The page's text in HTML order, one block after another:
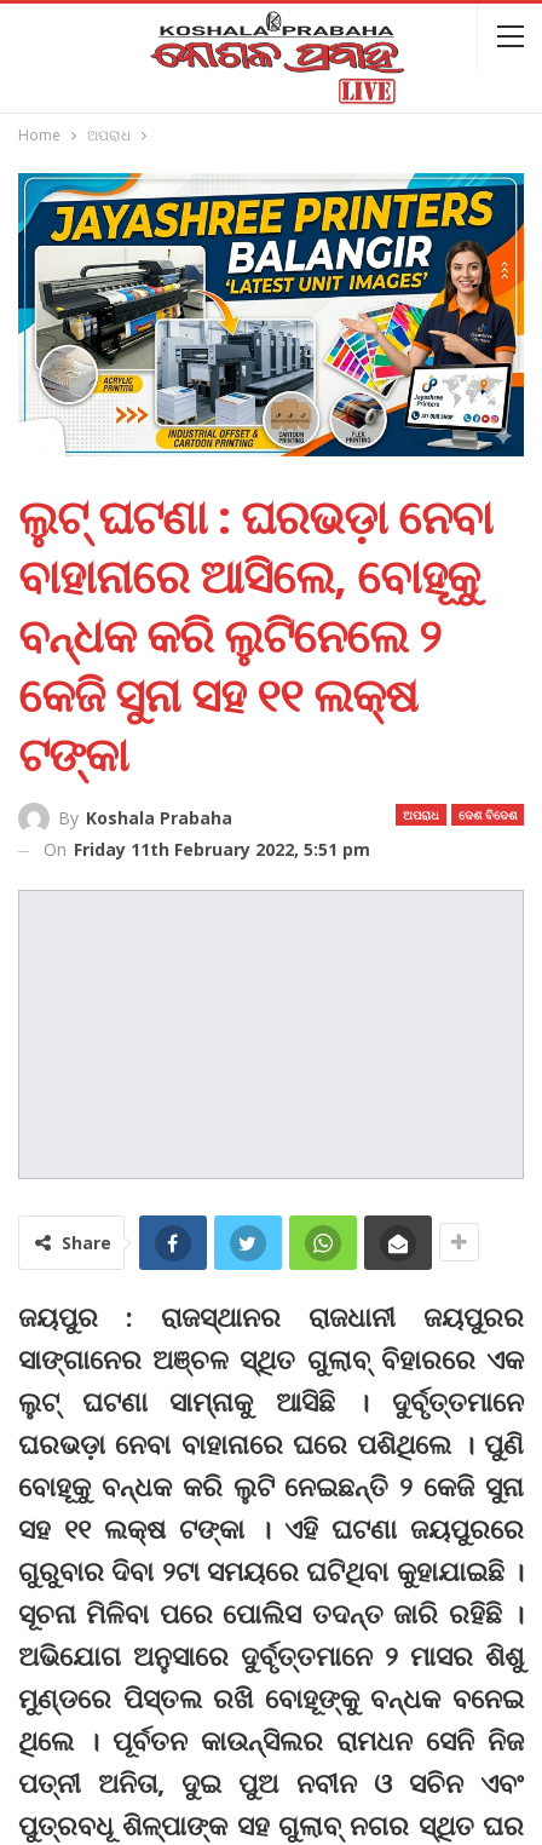
Home ଅପରାଧ
ଲୁଟ୍‌ ଘଟଣା : ଘରଭଡ଼ା ନେବା
ବାହାନାରେ ଆସିଲେ, ବୋହୂକୁ
ବନ୍ଧକ କରି ଲୁଟିନେଲେ ୨
କେଜି ସୁନା ସହ ୧୧ ଲକ୍ଷ
ଟଙ୍କା
ଅପରାଧ ଦେଶ ବିଦେଶ
By Koshala Prabaha
On Friday 11th February 2022, 5:51 pm
Share
ଜୟପୁର : ରାଜସ୍ଥାନର ରାଜଧାନୀ ଜୟପୁରର
ସାଙ୍ଗାନେର ଅଞ୍ଚଳ ସ୍ଥିତ ଗୁଲାବ୍‌ ବିହାରରେ ଏକ
ଲୁଟ୍‌ ଘଟଣା ସାମ୍ନାକୁ ଆସିଛି । ଦୁର୍ବୃତ୍ତମାନେ
ଘରଭଡ଼ା ନେବା ବାହାନାରେ ଘରେ ପଶିଥିଲେ । ପୁଣି
ବୋହୂକୁ ବନ୍ଧକ କରି ଲୁଟି ନେଇଛନ୍ତି ୨ କେଜି ସୁନା
ସହ ୧୧ ଲକ୍ଷ ଟଙ୍କା । ଏହି ଘଟଣା ଜୟପୁରରେ
ଗୁରୁବାର ଦିବା ୨ଟା ସମୟରେ ଘଟିଥିବା କୁହାଯାଇଛି ।
ସୂଚନା ମିଳିବା ପରେ ପୋଲିସ ତଦନ୍ତ ଜାରି ରହିଛି ।
ଅଭିଯୋଗ ଅନୁସାରେ ଦୁର୍ବୃତ୍ତମାନେ ୨ ମାସର ଶିଶୁ
ମୁଣ୍ଡରେ ପିସ୍ତଲ ରଖି ବୋହୂଙ୍କୁ ବନ୍ଧକ ବନେଇ
ଥିଲେ । ପୂର୍ବତନ କାଉନ୍‌ସିଲର ରାମଧନ ସେନି ନିଜ
ପତ୍ନୀ ଅନିତା, ଦୁଇ ପୁଅ ନବୀନ ଓ ସଚିନ ଏବଂ
ପୁତ୍ରବଧୂ ଶିଳ୍ପାଙ୍କ ସହ ଗୁଲାବ୍‌ ନଗର ସ୍ଥିତ ଘର